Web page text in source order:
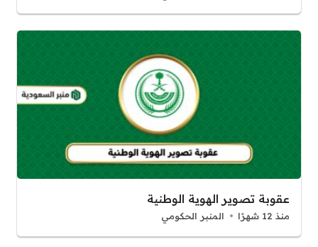
عقوبة تصوير الهوية الوطنية
منذ 12 شهرًا المنبر الحكومي